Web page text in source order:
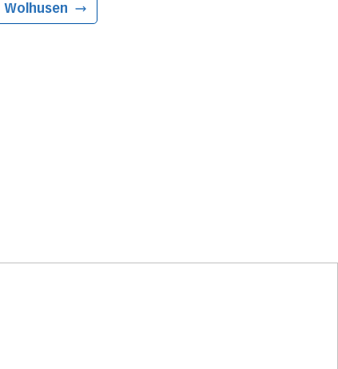
Wolhusen